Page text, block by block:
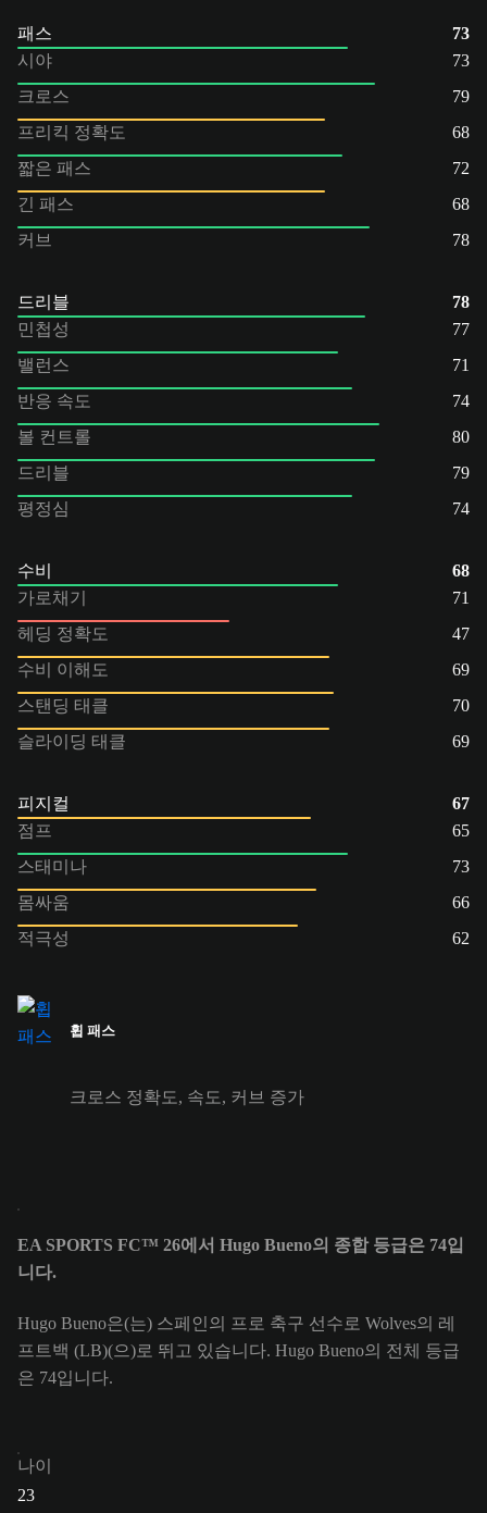
패스
73
시야
73
크로스
79
프리킥 정확도
68
짧은 패스
72
긴 패스
68
커브
78
드리블
78
민첩성
77
밸런스
71
반응 속도
74
볼 컨트롤
80
드리블
79
평정심
74
수비
68
가로채기
71
헤딩 정확도
47
수비 이해도
69
스탠딩 태클
70
슬라이딩 태클
69
피지컬
67
점프
65
스태미나
73
몸싸움
66
적극성
62
휩 패스
크로스 정확도, 속도, 커브 증가
EA SPORTS FC™ 26에서 Hugo Bueno의 종합 등급은 74입
니다.
Hugo Bueno은(는) 스페인의 프로 축구 선수로 Wolves의 레
프트백 (LB)(으)로 뛰고 있습니다. Hugo Bueno의 전체 등급
은 74입니다.
나이
23